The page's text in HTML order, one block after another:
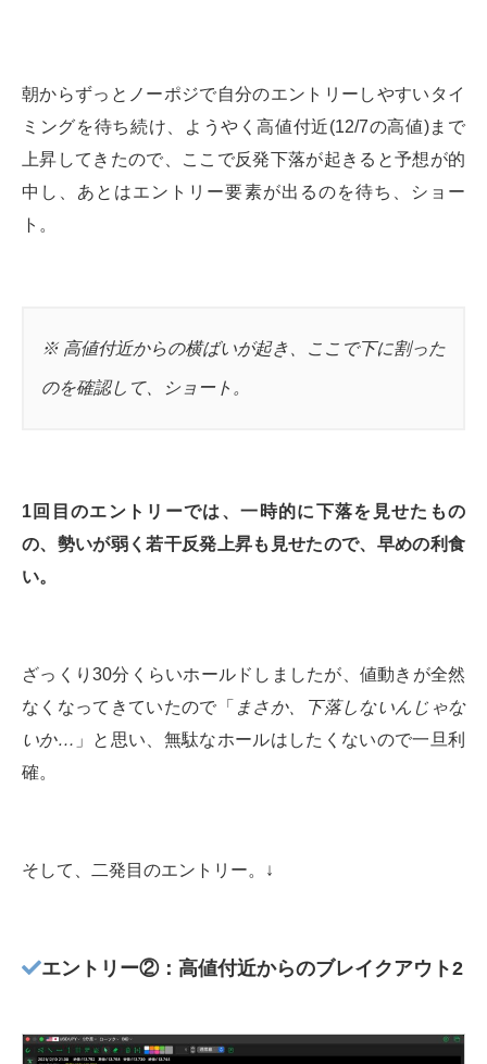
朝からずっとノーポジで自分のエントリーしやすいタイ
ミングを待ち続け、ようやく高値付近(12/7の高値)まで
上昇してきたので、ここで反発下落が起きると予想が的
中し、あとはエントリー要素が出るのを待ち、ショー
ト。
※ 高値付近からの横ばいが起き、ここで下に割った
のを確認して、ショート。
1回目のエントリーでは、一時的に下落を見せたもの
の、勢いが弱く若干反発上昇も見せたので、早めの利食
い。
ざっくり30分くらいホールドしましたが、値動きが全然
なくなってきていたので「 まさか、下落しないんじゃな
いか… 」と思い、無駄なホールはしたくないので一旦利
確。
そして、二発目のエントリー。↓
エントリー②：高値付近からのブレイクアウト2